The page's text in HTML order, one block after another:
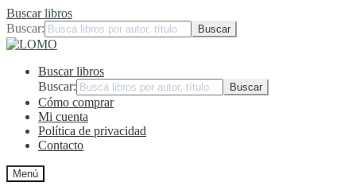
Buscar libros
Buscar:
Ir
navegación
Ir
contenidoBuscar libros
Buscar:
Cómo comprar
Mi cuenta
Política de privacidad
Contacto
Menú